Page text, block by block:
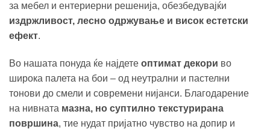
за мебел и ентериерни решенија, обезбедувајќи
издржливост, лесно одржување и висок естетски
ефект.
Во нашата понуда ќе најдете оптимат декори во
широка палета на бои – од неутрални и пастелни
тонови до смели и современи нијанси. Благодарение
на нивната мазна, но суптилно текстурирана
површина, тие нудат пријатно чувство на допир и